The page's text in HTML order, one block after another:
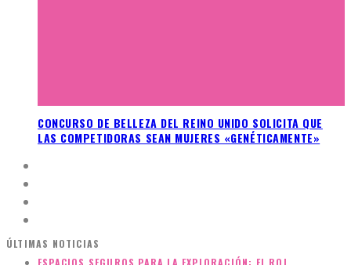
CONCURSO DE BELLEZA DEL REINO UNIDO SOLICITA QUE
LAS COMPETIDORAS SEAN MUJERES «GENÉTICAMENTE»
ÚLTIMAS NOTICIAS
ESPACIOS SEGUROS PARA LA EXPLORACIÓN: EL ROL